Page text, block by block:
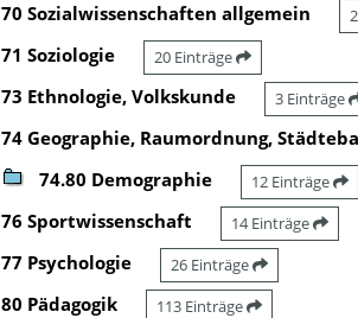
70 Sozialwissenschaften allgemein
71 Soziologie 20 Einträge
73 Ethnologie, Volkskunde 3 Einträge
74 Geographie, Raumordnung,
74.80 Demographie 12 Einträge
76 Sportwissenschaft 14 Einträge
77 Psychologie 26 Einträge
80 Pädagogik 113 Einträge